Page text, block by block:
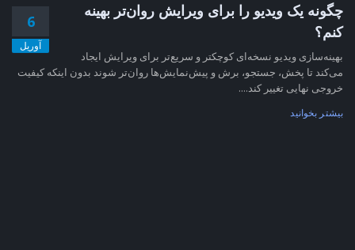
6
آوریل
چگونه یک ویدیو را برای ویرایش روان‌تر بهینه
کنم؟
بهینه‌سازی ویدیو نسخه‌ای کوچکتر و سریع‌تر برای ویرایش ایجاد
می‌کند تا پخش، جستجو، برش و پیش‌نمایش‌ها روان‌تر شوند بدون اینکه کیفیت
خروجی نهایی تغییر کند....
بیشتر بخوانید